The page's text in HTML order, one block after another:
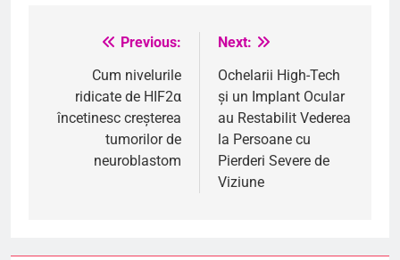
Navigare
articole
Previous:
Cum nivelurile
ridicate de HIF2α
încetinesc creșterea
tumorilor de
neuroblastom
Next:
Ochelarii High-Tech
și un Implant Ocular
au Restabilit Vederea
la Persoane cu
Pierderi Severe de
Viziune